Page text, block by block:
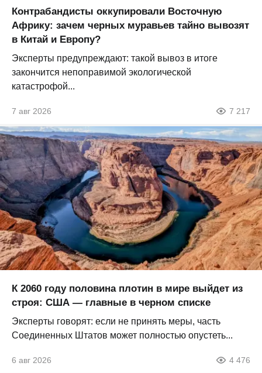
Контрабандисты оккупировали Восточную
Африку: зачем черных муравьев тайно вывозят
в Китай и Европу?
Эксперты предупреждают: такой вывоз в итоге
закончится непоправимой экологической
катастрофой...
7 авг 2026 7 217
К 2060 году половина плотин в мире выйдет из
строя: США — главные в черном списке
Эксперты говорят: если не принять меры, часть
Соединенных Штатов может полностью опустеть...
6 авг 2026 4 476